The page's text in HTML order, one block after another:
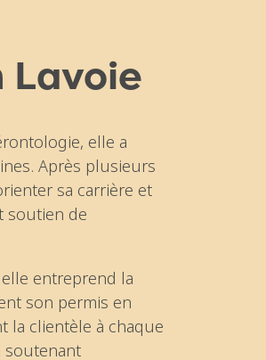
Lavoie
elle a
Après plusieurs
sa carrière et
soutien de
entreprend la
son permis en
la clientèle à chaque
soutenant